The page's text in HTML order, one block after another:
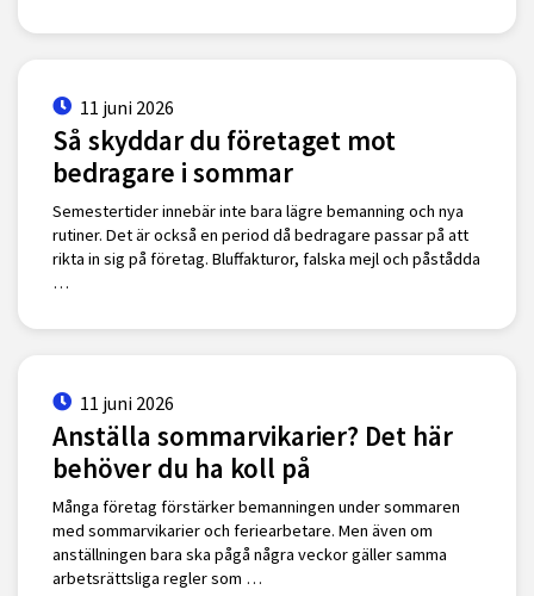
11 juni 2026
Så skyddar du företaget mot
bedragare i sommar
Semestertider innebär inte bara lägre bemanning och nya
rutiner. Det är också en period då bedragare passar på att
rikta in sig på företag. Bluffakturor, falska mejl och påstådda
…
11 juni 2026
Anställa sommarvikarier? Det här
behöver du ha koll på
Många företag förstärker bemanningen under sommaren
med sommarvikarier och feriearbetare. Men även om
anställningen bara ska pågå några veckor gäller samma
arbetsrättsliga regler som …